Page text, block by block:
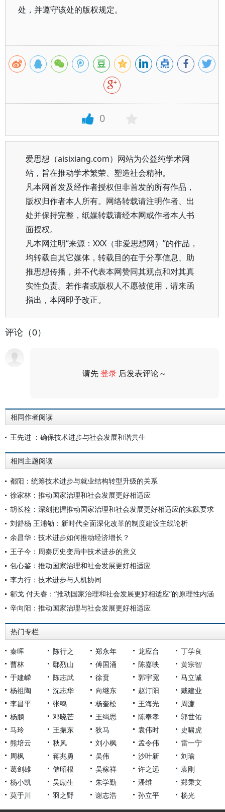
处，并遵守该处的版权规定。
0
爱思想（aisixiang.com）网站为公益纯学术网
站，旨在推动学术繁荣、塑造社会精神。
凡本网首发及经作者授权但非首发的所有作品，
版权归作者本人所有。网络转载请注明作者、出
处并保持完整，纸媒转载请经本网或作者本人书
面授权。
凡本网注明“来源：XXX（非爱思想网）”的作品，
均转载自其它媒体，转载目的在于分享信息、助
推思想传播，并不代表本网赞同其观点和对其真
实性负责。若作者或版权人不愿被使用，请来函
指出，本网即予改正。
评论（0）
请先登录 后发表评论～
相同作者阅读
王先进 ：确保技术进步与社会发展和谐共生
相同主题阅读
都阳：统筹技术进步与就业结构转型升级的关系
徐家林：推动国家治理和社会发展更好相适应
胡长栓：深刻把握推动国家治理和社会发展更好相适应的实践要求
刘舒杨 王浦劬：新时代全面深化改革的制度建设主线论析
余昌华：技术进步如何推动经济增长？
王子今：周秦历史变局中技术进步的意义
包心鉴：推动国家治理和社会发展更好相适应
李力行：技术进步与人机协同
郗戈 付天睿：“推动国家治理和社会发展更好相适应”的原理性内涵
辛向阳：推动国家治理与社会发展更好相适应
热门专栏
秦晖 陈行之 郑永年 龙应台
丁学良
曹林
鄢烈山 傅国涌 陈嘉映
黄宗智
于建嵘
陈志武 徐贲 郭宇宽
马立诚
杨祖陶
沈志华 向继东 赵汀阳
戴建业
李昌平
张鸣 杨奎松 王海光
周濂
杨鹏
邓晓芒 王缉思 陈奉孝
郭世佑
马玲
王振东 狄马 袁伟时
史啸虎
熊培云
秋风 刘小枫 孟令伟
雷一宁
周枫
蒋兆勇 吴伟 沙叶新
刘瑜
葛剑雄
储昭根 吴稼祥 许之远
袁刚
杨小凯
吴励生 朱学勤 潘维
郑秉文
莫于川
羽之野 谢志浩 孙立平 杨光